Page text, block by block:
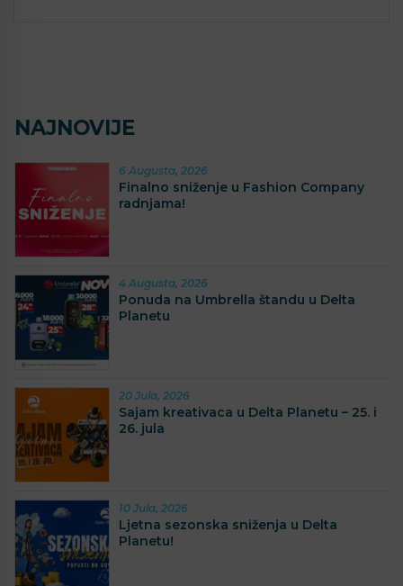
NAJNOVIJE
6 Augusta, 2026
Finalno sniženje u Fashion Company
radnjama!
4 Augusta, 2026
Ponuda na Umbrella štandu u Delta
Planetu
20 Jula, 2026
Sajam kreativaca u Delta Planetu – 25. i
26. jula
10 Jula, 2026
Ljetna sezonska sniženja u Delta
Planetu!